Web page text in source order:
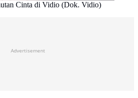
Cinta di Vidio (Dok. Vidio)
Advertisement